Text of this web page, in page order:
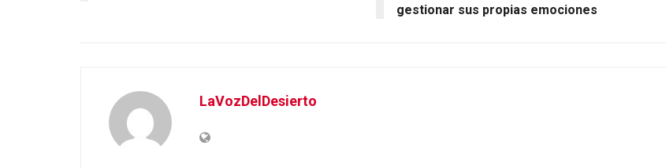
gestionar sus propias emociones
LaVozDelDesierto